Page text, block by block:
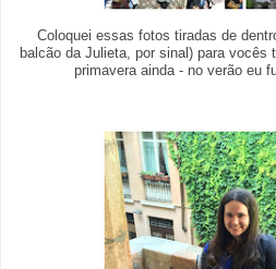
Coloquei essas fotos tiradas de
balcão da Julieta, por sinal) para
primavera ainda - no verão eu